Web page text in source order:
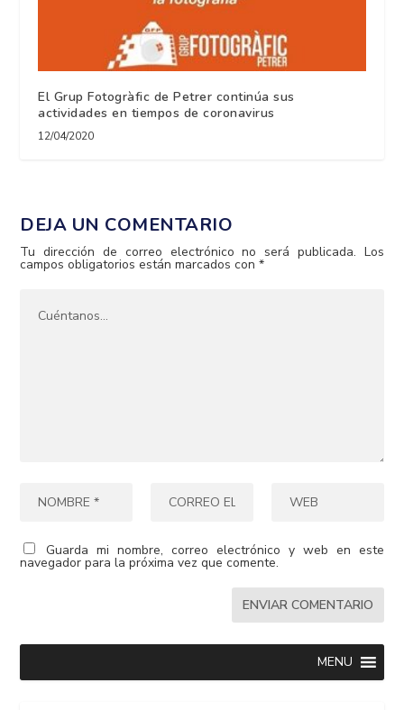
El Grup Fotogràfic de Petrer continúa sus
actividades en tiempos de coronavirus
12/04/2020
DEJA UN COMENTARIO
Tu dirección de correo electrónico no será publicada. Los
campos obligatorios están marcados con*
Guarda mi nombre, correo electrónico y web en este
navegador para la próxima vez que comente.
MENU